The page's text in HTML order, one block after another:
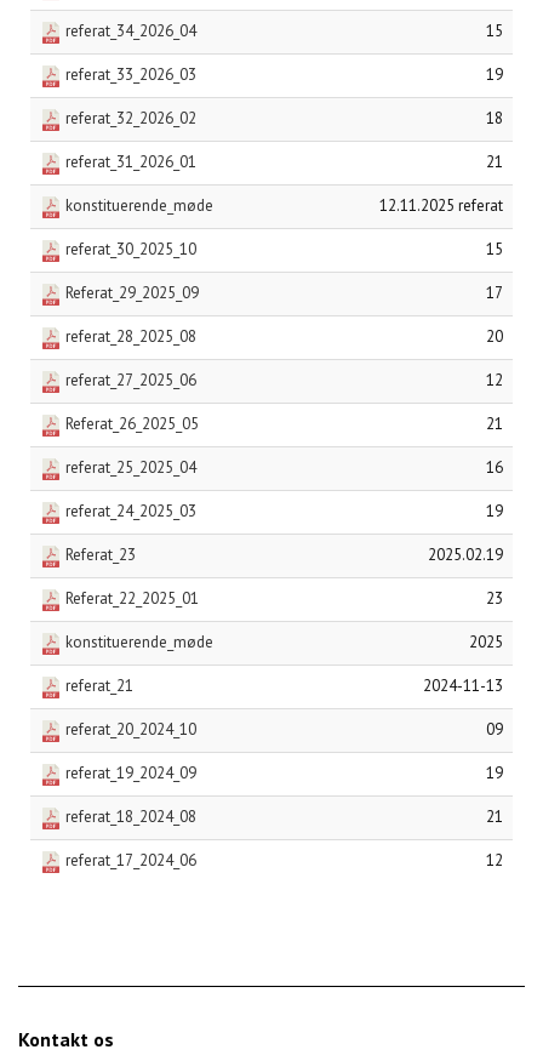
referat_34_2026_04 15
referat_33_2026_03 19
referat_32_2026_02 18
referat_31_2026_01 21
konstituerende_møde 12.11.2025 referat
referat_30_2025_10 15
Referat_29_2025_09 17
referat_28_2025_08 20
referat_27_2025_06 12
Referat_26_2025_05 21
referat_25_2025_04 16
referat_24_2025_03 19
Referat_23 2025.02.19
Referat_22_2025_01 23
konstituerende_møde 2025
referat_21 2024-11-13
referat_20_2024_10 09
referat_19_2024_09 19
referat_18_2024_08 21
referat_17_2024_06 12
Kontakt os